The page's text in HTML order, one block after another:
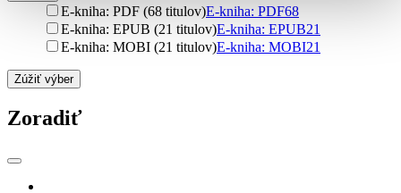
E-kniha: PDF (68 titulov)E-kniha: PDF68
E-kniha: EPUB (21 titulov)E-kniha: EPUB21
E-kniha: MOBI (21 titulov)E-kniha: MOBI21
Zúžiť výber
Zoradiť